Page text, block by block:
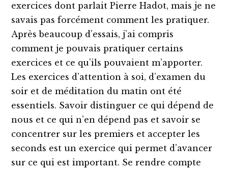
exercices dont parlait Pierre Hadot, mais je ne
savais pas forcément comment les pratiquer.
Après beaucoup d’essais, j’ai compris
comment je pouvais pratiquer certains
exercices et ce qu’ils pouvaient m’apporter.
Les exercices d’attention à soi, d’examen du
soir et de méditation du matin ont été
essentiels. Savoir distinguer ce qui dépend de
nous et ce qui n’en dépend pas et savoir se
concentrer sur les premiers et accepter les
seconds est un exercice qui permet d’avancer
sur ce qui est important. Se rendre compte